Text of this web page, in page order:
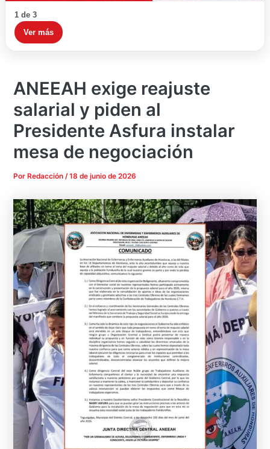
1 de 3
Ver más
ANEEAH exige reajuste
salarial y piden al
Presidente Asfura instalar
mesa de negociación
Por Redacción/18 de junio de 2026